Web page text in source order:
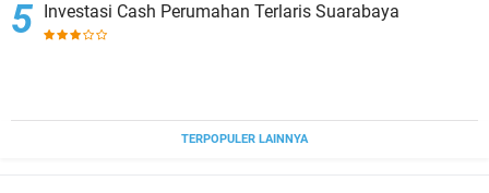
Investasi Cash Perumahan Terlaris Suarabaya
TERPOPULER LAINNYA